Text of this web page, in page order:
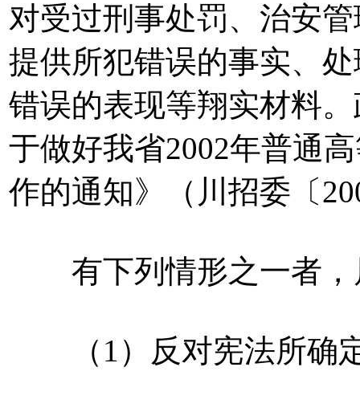
对受过刑事处罚、治安
提供所犯错误的事实、
错误的表现等翔实材料
于做好我省2002年普通
作的通知》（川招委〔
有下列情形之一者，
（1）反对宪法所确定